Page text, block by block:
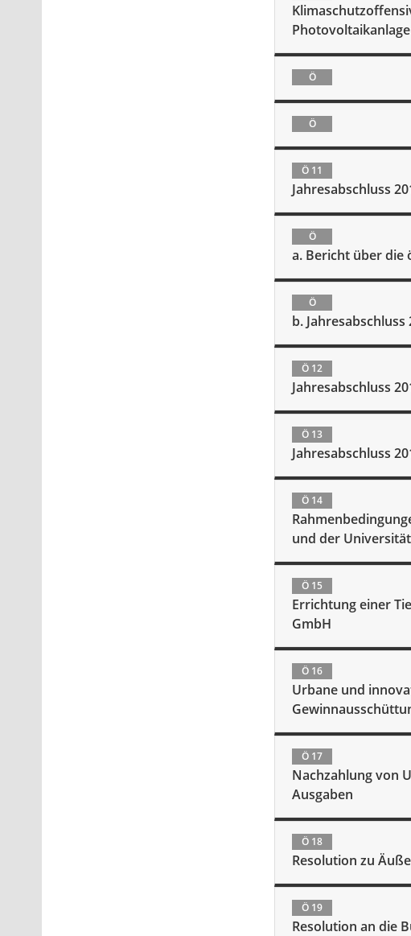
Ö
Ö
Ö 11
Jahresabschluss
Ö
a. Bericht über die
Ö
b. Jahresabschluss
Ö 12
Jahresabschluss
Ö 13
Jahresabschluss
Ö 14
und der
Ö 15
Errichtung einer
GmbH
Ö 16
Urbane und
Ö 17
Nachzahlung von
Ausgaben
Ö 18
Resolution zu
Ö 19
Resolution an die